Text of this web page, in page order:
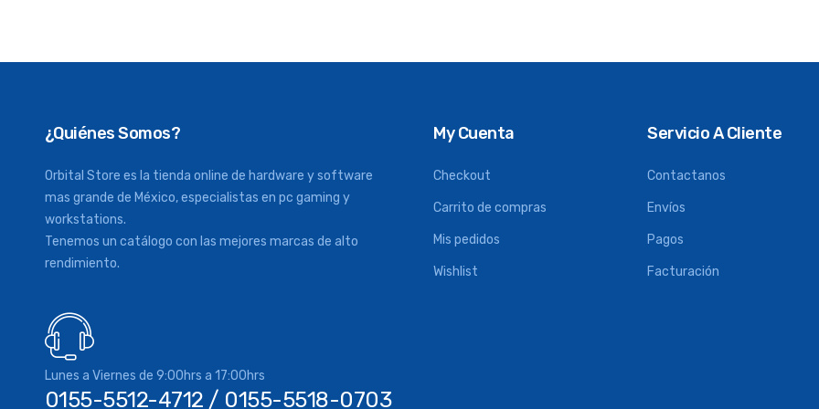
¿Quiénes Somos?
Orbital Store es la tienda online de hardware y software
mas grande de México, especialistas en pc gaming y
workstations.
Tenemos un catálogo con las mejores marcas de alto
rendimiento.
Lunes a Viernes de 9:00hrs a 17:00hrs
0155-5512-4712 / 0155-5518-0703
My Cuenta
Checkout
Carrito de compras
Mis pedidos
Wishlist
Servicio A Cliente
Contactanos
Envíos
Pagos
Facturación